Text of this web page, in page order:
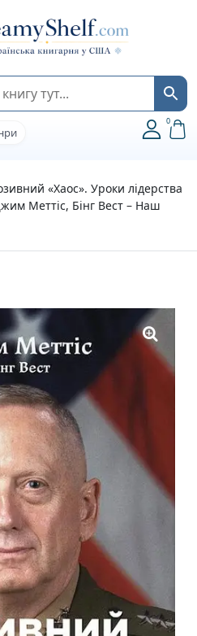
0
«Хаос». Уроки лідерства
Меттіс, Бінг Вест – Наш